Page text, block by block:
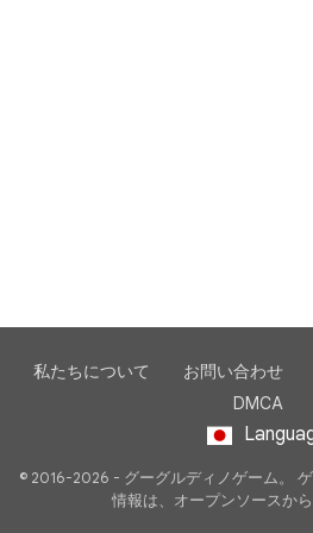
私たちについて お問い合わせ
DMCA
© 2016-2026 - グーグルディノゲーム。
情報は、オープンソースから